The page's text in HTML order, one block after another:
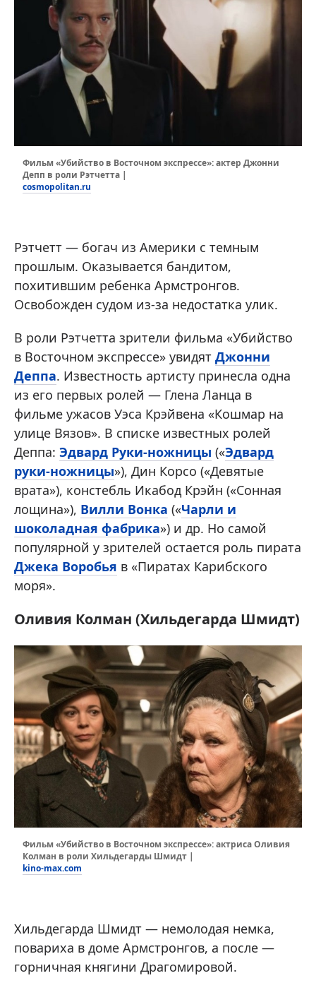
Фильм «Убийство в Восточном экспрессе»: актер Джонни
Депп в роли Рэтчетта |
cosmopolitan.ru
Рэтчетт — богач из Америки с темным
прошлым. Оказывается бандитом,
похитившим ребенка Армстронгов.
Освобожден судом из-за недостатка улик.
В роли Рэтчетта зрители фильма «Убийство
в Восточном экспрессе» увидят Джонни
Деппа. Известность артисту принесла одна
из его первых ролей — Глена Ланца в
фильме ужасов Уэса Крэйвена «Кошмар на
улице Вязов». В списке известных ролей
Деппа: Эдвард Руки-ножницы («Эдвард
руки-ножницы»), Дин Корсо («Девятые
врата»), констебль Икабод Крэйн («Сонная
лощина»), Вилли Вонка («Чарли и
шоколадная фабрика») и др. Но самой
популярной у зрителей остается роль пирата
Джека Воробья в «Пиратах Карибского
моря».
Оливия Колман (Хильдегарда Шмидт)
Фильм «Убийство в Восточном экспрессе»: актриса Оливия
Колман в роли Хильдегарды Шмидт |
kino-max.com
Хильдегарда Шмидт — немолодая немка,
повариха в доме Армстронгов, а после —
горничная княгини Драгомировой.